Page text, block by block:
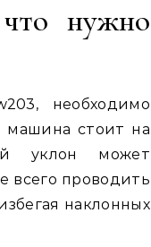
нужно
необходимо
машина стоит на
уклон может
всего проводить
наклонных